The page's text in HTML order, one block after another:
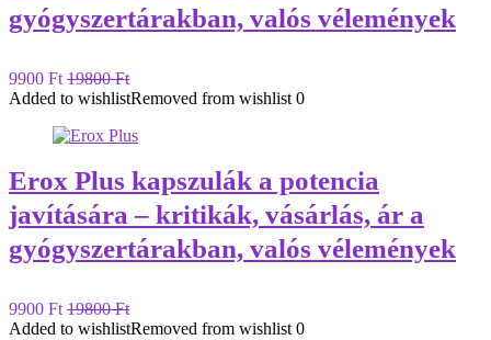
gyógyszertárakban, valós vélemények
9900 Ft 19800 Ft
Added to wishlistRemoved from wishlist 0
Erox Plus kapszulák a potencia
javítására – kritikák, vásárlás, ár a
gyógyszertárakban, valós vélemények
9900 Ft 19800 Ft
Added to wishlistRemoved from wishlist 0